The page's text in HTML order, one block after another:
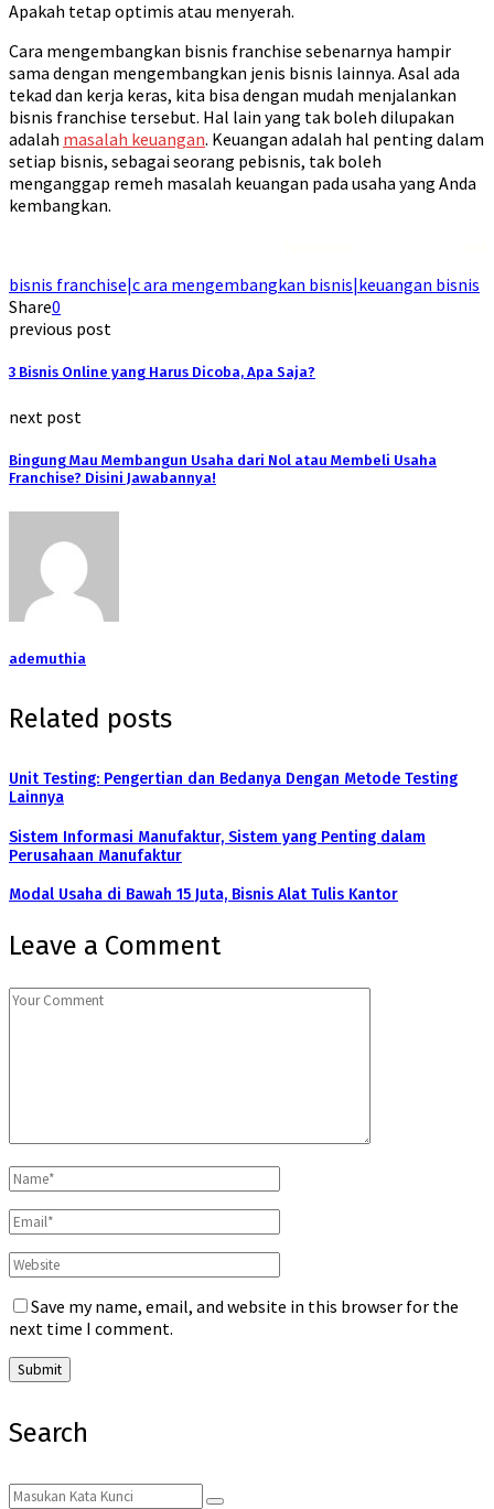
Apakah tetap optimis atau menyerah.
Cara mengembangkan bisnis franchise sebenarnya hampir
sama dengan mengembangkan jenis bisnis lainnya. Asal ada
tekad dan kerja keras, kita bisa dengan mudah menjalankan
bisnis franchise tersebut. Hal lain yang tak boleh dilupakan
adalah masalah keuangan. Keuangan adalah hal penting dalam
setiap bisnis, sebagai seorang pebisnis, tak boleh
menganggap remeh masalah keuangan pada usaha yang Anda
kembangkan.
bisnis franchise|c ara mengembangkan bisnis|keuangan bisnis
Share0
previous post
3 Bisnis Online yang Harus Dicoba, Apa Saja?
next post
Bingung Mau Membangun Usaha dari Nol atau Membeli Usaha
Franchise? Disini Jawabannya!
ademuthia
Related posts
Unit Testing: Pengertian dan Bedanya Dengan Metode Testing
Lainnya
Sistem Informasi Manufaktur, Sistem yang Penting dalam
Perusahaan Manufaktur
Modal Usaha di Bawah 15 Juta, Bisnis Alat Tulis Kantor
Leave a Comment
Save my name, email, and website in this browser for the
next time I comment.
Search
Search